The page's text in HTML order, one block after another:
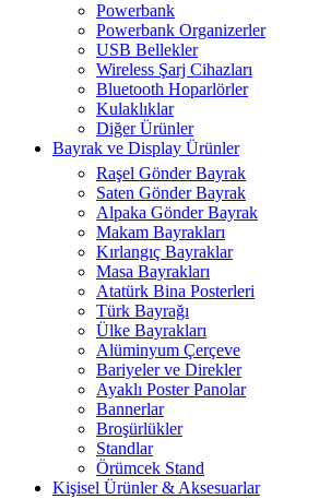
Powerbank
Powerbank Organizerler
USB Bellekler
Wireless Şarj Cihazları
Bluetooth Hoparlörler
Kulaklıklar
Diğer Ürünler
Bayrak ve Display Ürünler
Raşel Gönder Bayrak
Saten Gönder Bayrak
Alpaka Gönder Bayrak
Makam Bayrakları
Kırlangıç Bayraklar
Masa Bayrakları
Atatürk Bina Posterleri
Türk Bayrağı
Ülke Bayrakları
Alüminyum Çerçeve
Bariyeler ve Direkler
Ayaklı Poster Panolar
Bannerlar
Broşürlükler
Standlar
Örümcek Stand
Kişisel Ürünler & Aksesuarlar